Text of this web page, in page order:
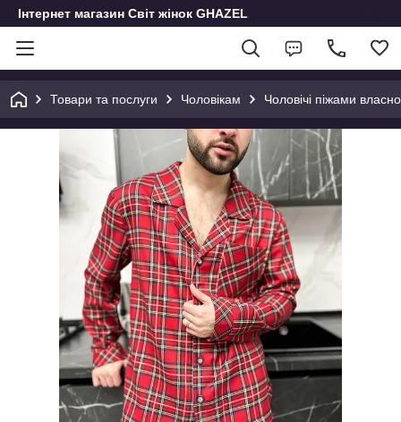
Інтернет магазин Світ жінок GHAZEL
Товари та послуги Чоловікам Чоловічі піжами